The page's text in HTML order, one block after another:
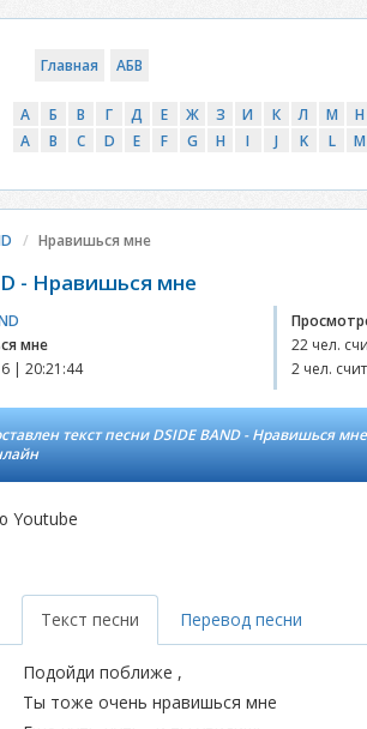
Главная АБВ
А Б В Г Д Е Ж З И К Л М Н
A
B C D E F G H I J K L M
Нравишься мне
- Нравишься мне
мне
| 20:21:44
22 чел.
2 чел.
текст песни DSIDE BAND - Нравишься
Youtube
Текст песни Перевод песни
Подойди поближе ,
Ты тоже очень нравишься мне